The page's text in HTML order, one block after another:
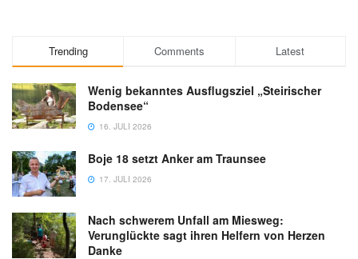
Trending Comments Latest
Wenig bekanntes Ausflugsziel „Steirischer
Bodensee“
16. JULI 2026
Boje 18 setzt Anker am Traunsee
17. JULI 2026
Nach schwerem Unfall am Miesweg:
Verunglückte sagt ihren Helfern von Herzen
Danke